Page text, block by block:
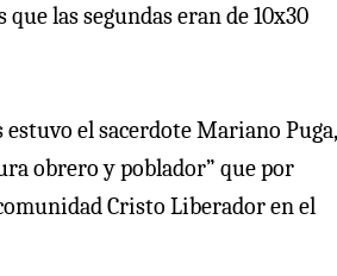
las segundas eran de 10x30
el sacerdote Mariano Puga,
obrero y poblador” que por
Cristo Liberador en el